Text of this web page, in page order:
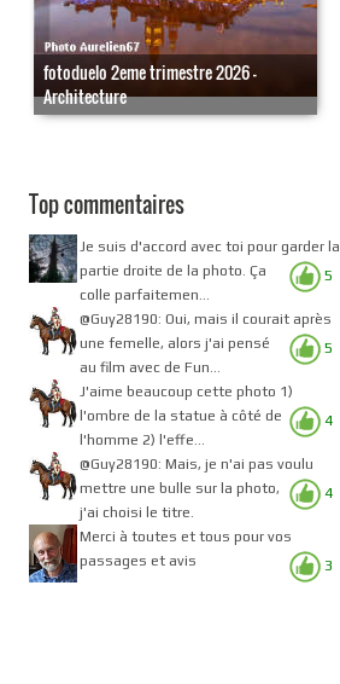
fotoduelo 2eme trimestre 2026 -
Architecture
Top commentaires
5
Je suis d'accord avec toi pour garder la
partie droite de la photo. Ça
colle parfaitemen...
5
@Guy28190: Oui, mais il courait après
une femelle, alors j'ai pensé
au film avec de Fun...
4
J'aime beaucoup cette photo 1)
l'ombre de la statue à côté de
l'homme 2) l'effe...
4
@Guy28190: Mais, je n'ai pas voulu
mettre une bulle sur la photo,
j'ai choisi le titre.
3
Merci à toutes et tous pour vos
passages et avis